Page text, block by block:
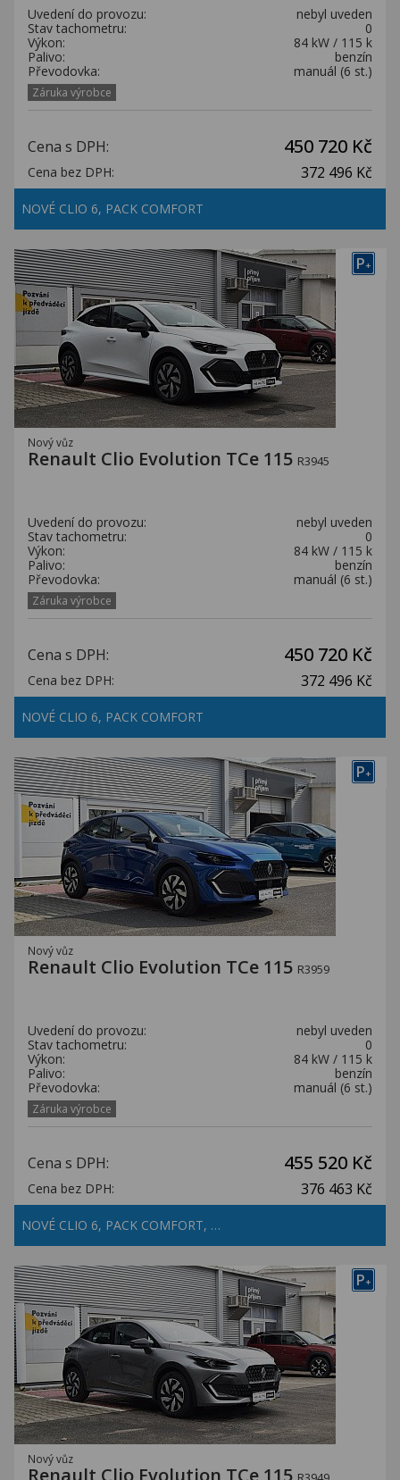
Uvedení do provozu:
nebyl uveden
Stav tachometru:
0
Výkon:
84 kW / 115 k
Palivo:
benzín
Převodovka:
manuál (6 st.)
Záruka výrobce
Cena s DPH: 450 720 Kč
Cena bez DPH: 372 496 Kč
NOVÉ CLIO 6, PACK COMFORT
P+
Nový vůz
Renault Clio Evolution TCe 115 R3945
Uvedení do provozu:
nebyl uveden
Stav tachometru:
0
Výkon:
84 kW / 115 k
Palivo:
benzín
Převodovka:
manuál (6 st.)
Záruka výrobce
Cena s DPH: 450 720 Kč
Cena bez DPH: 372 496 Kč
NOVÉ CLIO 6, PACK COMFORT
P+
Nový vůz
Renault Clio Evolution TCe 115 R3959
Uvedení do provozu:
nebyl uveden
Stav tachometru:
0
Výkon:
84 kW / 115 k
Palivo:
benzín
Převodovka:
manuál (6 st.)
Záruka výrobce
Cena s DPH: 455 520 Kč
Cena bez DPH: 376 463 Kč
NOVÉ CLIO 6, PACK COMFORT, …
P+
Nový vůz
Renault Clio Evolution TCe 115